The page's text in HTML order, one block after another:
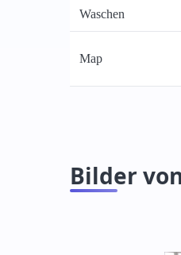
Waschen
Map
Bilder